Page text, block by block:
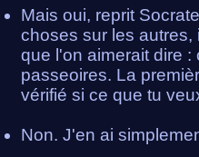
Mais oui, reprit
choses sur les autres,
que l'on aimerait dire
passeoires. La
vérifié si ce que tu
Non. J'en ai